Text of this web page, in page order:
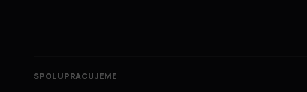
SPOLUPRACUJEME